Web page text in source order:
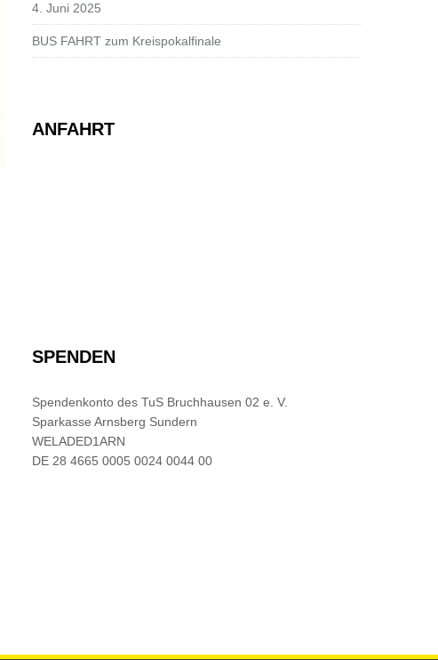
4. Juni 2025
BUS FAHRT zum Kreispokalfinale
ANFAHRT
SPENDEN
Spendenkonto des TuS Bruchhausen 02 e. V.
Sparkasse Arnsberg Sundern
WELADED1ARN
DE 28 4665 0005 0024 0044 00